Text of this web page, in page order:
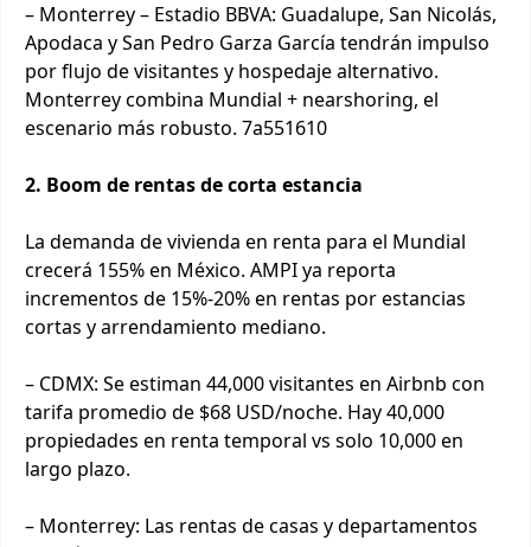
– Monterrey – Estadio BBVA: Guadalupe, San Nicolás,
Apodaca y San Pedro Garza García tendrán impulso
por flujo de visitantes y hospedaje alternativo.
Monterrey combina Mundial + nearshoring, el
escenario más robusto. 7a551610
2. Boom de rentas de corta estancia
La demanda de vivienda en renta para el Mundial
crecerá 155% en México. AMPI ya reporta
incrementos de 15%-20% en rentas por estancias
cortas y arrendamiento mediano.
– CDMX: Se estiman 44,000 visitantes en Airbnb con
tarifa promedio de $68 USD/noche. Hay 40,000
propiedades en renta temporal vs solo 10,000 en
largo plazo.
– Monterrey: Las rentas de casas y departamentos